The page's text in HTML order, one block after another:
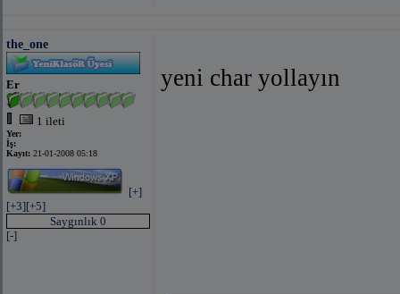
the_one
Er
1 ileti
Yer:
İş:
Kayıt: 21-01-2008 05:18
[+]
[+3][+5]
Saygınlık 0
[-]
yeni char yollayın